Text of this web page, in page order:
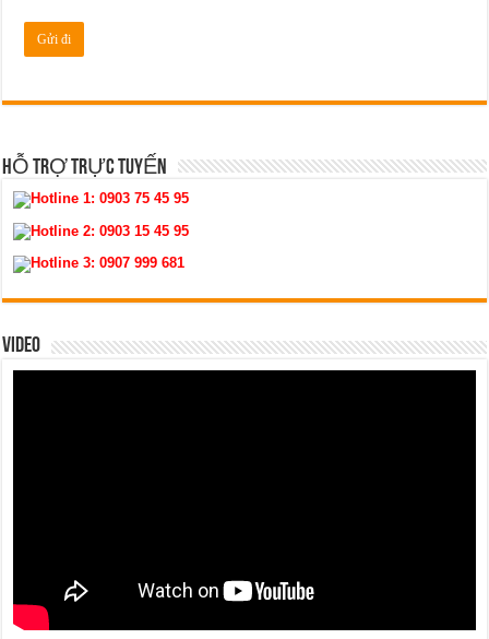
HỖ TRỢ TRỰC TUYẾN
Hotline 1:0903 75 45 95
Hotline 2:0903 15 45 95
Hotline 3:0907 999 681
VIDEO